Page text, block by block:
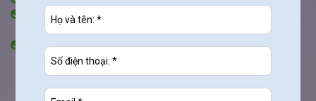
Ký xuất hóa đơn máy tính tiền, tự động gửi lên
Cơ quan Thuế
An toàn vượt trội, bảo mậttuyệt đối